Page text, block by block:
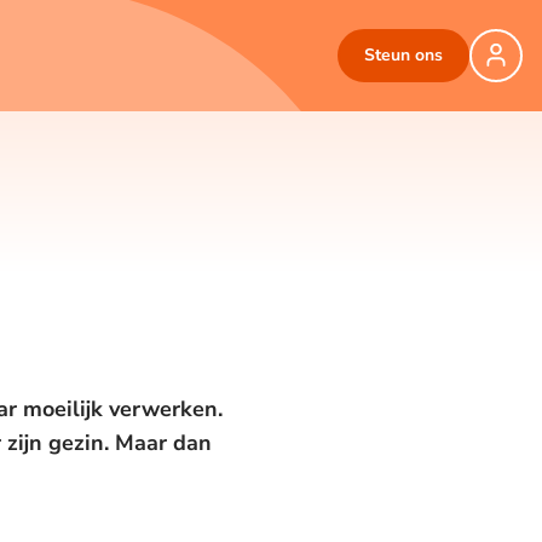
Steun ons
moeilijk verwerken.
gezin. Maar dan